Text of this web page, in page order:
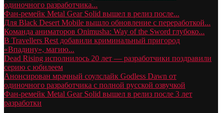
одиночного разработчика...
Фан-ремейк Metal Gear Solid вышел в релиз после...
Для Black Desert Mobile вышло обновление с переработкой...
Команда аниматоров Onimusha: Way of the Sword глубоко...
В Travellers Rest добавили криминальный пригород
«Впадину», магию...
Dead Rising исполнилось 20 лет — разработчики поздравили
серию с юбилеем
Анонсирован мрачный соулслайк Godless Dawn от
одиночного разработчика с полной русской озвучкой
Фан-ремейк Metal Gear Solid вышел в релиз после 3 лет
разработки